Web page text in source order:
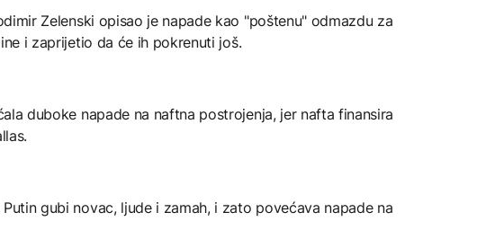
Zelenski opisao je napade kao "poštenu" odmazdu za
i zaprijetio da će ih pokrenuti još.
duboke napade na naftna postrojenja, jer nafta finansira
gubi novac, ljude i zamah, i zato povećava napade na